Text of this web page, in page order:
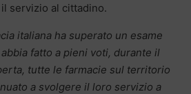
servizio al cittadino.
italiana ha superato un esame
fatto a pieni voti, durante il
tutte le farmacie sul territorio
a svolgere il loro servizio a